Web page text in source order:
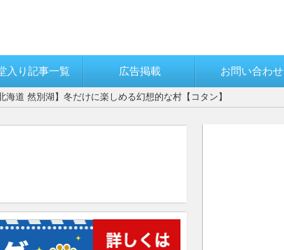
入り記事一覧 広告掲載 お問い合わせ
海道 然別湖】冬だけに楽しめる幻想的な村【コタン】